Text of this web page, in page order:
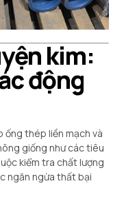
kim:
động
ống thép liền mạch và
giống như các tiêu
kiểm tra chất lượng
ngăn ngừa thất bại